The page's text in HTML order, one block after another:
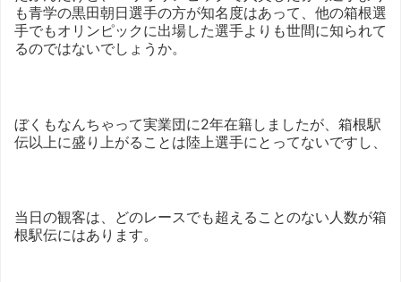
も青学の黒田朝日選手の方が知名度はあって、他の箱根選
手でもオリンピックに出場した選手よりも世間に知られて
るのではないでしょうか。
ぼくもなんちゃって実業団に2年在籍しましたが、箱根駅
伝以上に盛り上がることは陸上選手にとってないですし、
当日の観客は、どのレースでも超えることのない人数が箱
根駅伝にはあります。